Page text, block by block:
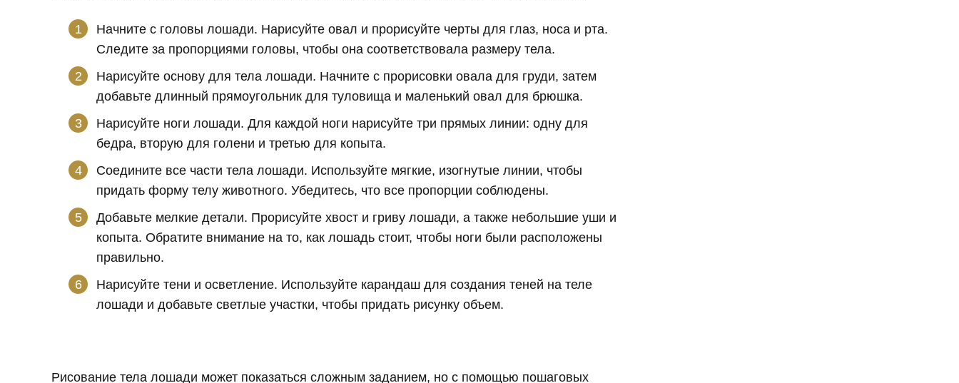
Начните с головы лошади. Нарисуйте овал и прорисуйте черты для глаз, носа и рта.
Следите за пропорциями головы, чтобы она соответствовала размеру тела.
Нарисуйте основу для тела лошади. Начните с прорисовки овала для груди, затем
добавьте длинный прямоугольник для туловища и маленький овал для брюшка.
Нарисуйте ноги лошади. Для каждой ноги нарисуйте три прямых линии: одну для
бедра, вторую для голени и третью для копыта.
Соедините все части тела лошади. Используйте мягкие, изогнутые линии, чтобы
придать форму телу животного. Убедитесь, что все пропорции соблюдены.
Добавьте мелкие детали. Прорисуйте хвост и гриву лошади, а также небольшие уши и
копыта. Обратите внимание на то, как лошадь стоит, чтобы ноги были расположены
правильно.
Нарисуйте тени и осветление. Используйте карандаш для создания теней на теле
лошади и добавьте светлые участки, чтобы придать рисунку объем.
Рисование тела лошади может показаться сложным заданием, но с помощью пошаговых